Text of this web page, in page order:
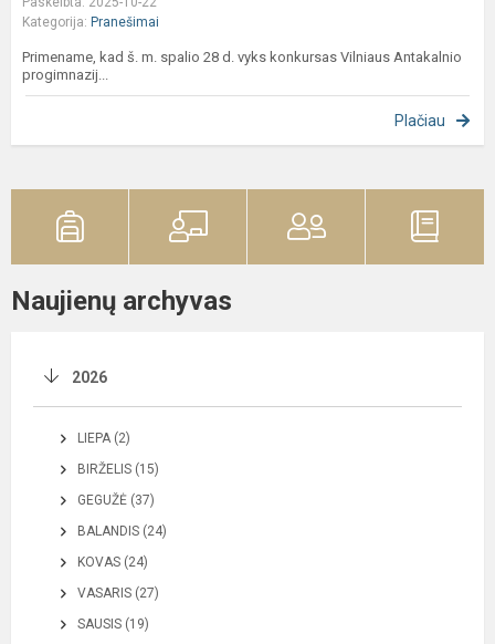
Kategorija: Pranešimai
Primename, kad š. m. spalio 28 d. vyks konkursas Vilniaus Antakalnio
progimnazij...
Plačiau
Naujienų archyvas
2026
LIEPA (2)
BIRŽELIS (15)
GEGUŽĖ (37)
BALANDIS (24)
KOVAS (24)
VASARIS (27)
SAUSIS (19)